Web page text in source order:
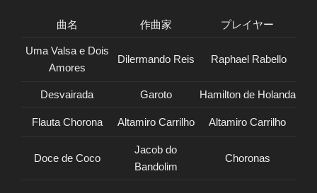
曲名 作曲家 プレイヤー
Uma Valsa e Dois
Amores
Dilermando Reis Raphael Rabello
Desvairada Garoto Hamilton de Holanda
Flauta Chorona Altamiro Carrilho Altamiro Carrilho
Doce de Coco
Jacob do
Bandolim
Choronas